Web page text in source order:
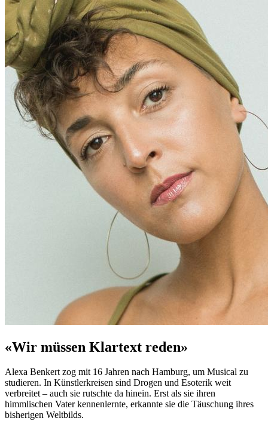
«Wir müssen Klartext reden»
Alexa Benkert zog mit 16 Jahren nach Hamburg, um Musical zu
studieren. In Künstlerkreisen sind Drogen und Esoterik weit
verbreitet – auch sie rutschte da hinein. Erst als sie ihren
himmlischen Vater kennenlernte, erkannte sie die Täuschung ihres
bisherigen Weltbilds.